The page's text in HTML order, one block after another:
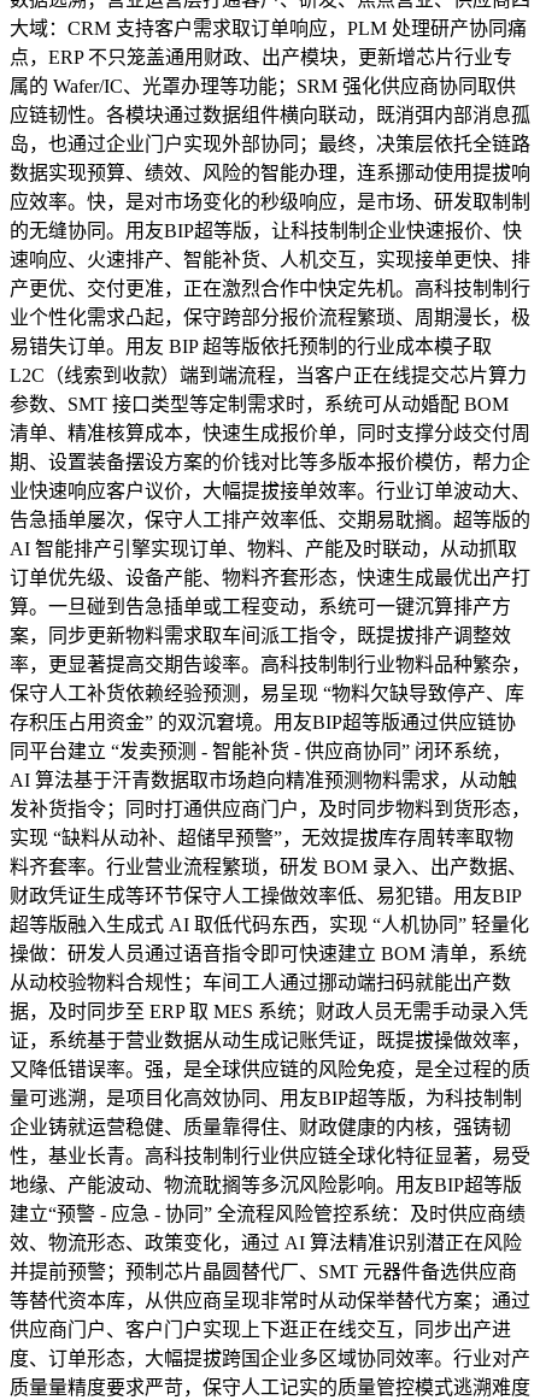
大域：CRM 支持客户需求取订单响应，PLM 处理研产协同痛
点，ERP 不只笼盖通用财政、出产模块，更新增芯片行业专
属的 Wafer/IC、光罩办理等功能；SRM 强化供应商协同取供
应链韧性。各模块通过数据组件横向联动，既消弭内部消息孤
岛，也通过企业门户实现外部协同；最终，决策层依托全链路
数据实现预算、绩效、风险的智能办理，连系挪动使用提拔响
应效率。快，是对市场变化的秒级响应，是市场、研发取制制
的无缝协同。用友BIP超等版，让科技制制企业快速报价、快
速响应、火速排产、智能补货、人机交互，实现接单更快、排
产更优、交付更准，正在激烈合作中快定先机。高科技制制行
业个性化需求凸起，保守跨部分报价流程繁琐、周期漫长，极
易错失订单。用友 BIP 超等版依托预制的行业成本模子取
L2C（线索到收款）端到端流程，当客户正在线提交芯片算力
参数、SMT 接口类型等定制需求时，系统可从动婚配 BOM
清单、精准核算成本，快速生成报价单，同时支撑分歧交付周
期、设置装备摆设方案的价钱对比等多版本报价模仿，帮力企
业快速响应客户议价，大幅提拔接单效率。行业订单波动大、
告急插单屡次，保守人工排产效率低、交期易耽搁。超等版的
AI 智能排产引擎实现订单、物料、产能及时联动，从动抓取
订单优先级、设备产能、物料齐套形态，快速生成最优出产打
算。一旦碰到告急插单或工程变动，系统可一键沉算排产方
案，同步更新物料需求取车间派工指令，既提拔排产调整效
率，更显著提高交期告竣率。高科技制制行业物料品种繁杂，
保守人工补货依赖经验预测，易呈现 “物料欠缺导致停产、库
存积压占用资金” 的双沉窘境。用友BIP超等版通过供应链协
同平台建立 “发卖预测 - 智能补货 - 供应商协同” 闭环系统，
AI 算法基于汗青数据取市场趋向精准预测物料需求，从动触
发补货指令；同时打通供应商门户，及时同步物料到货形态，
实现 “缺料从动补、超储早预警”，无效提拔库存周转率取物
料齐套率。行业营业流程繁琐，研发 BOM 录入、出产数据、
财政凭证生成等环节保守人工操做效率低、易犯错。用友BIP
超等版融入生成式 AI 取低代码东西，实现 “人机协同” 轻量化
操做：研发人员通过语音指令即可快速建立 BOM 清单，系统
从动校验物料合规性；车间工人通过挪动端扫码就能出产数
据，及时同步至 ERP 取 MES 系统；财政人员无需手动录入凭
证，系统基于营业数据从动生成记账凭证，既提拔操做效率，
又降低错误率。强，是全球供应链的风险免疫，是全过程的质
量可逃溯，是项目化高效协同、用友BIP超等版，为科技制制
企业铸就运营稳健、质量靠得住、财政健康的内核，强铸韧
性，基业长青。高科技制制行业供应链全球化特征显著，易受
地缘、产能波动、物流耽搁等多沉风险影响。用友BIP超等版
建立“预警 - 应急 - 协同” 全流程风险管控系统：及时供应商绩
效、物流形态、政策变化，通过 AI 算法精准识别潜正在风险
并提前预警；预制芯片晶圆替代厂、SMT 元器件备选供应商
等替代资本库，从供应商呈现非常时从动保举替代方案；通过
供应商门户、客户门户实现上下逛正在线交互，同步出产进
度、订单形态，大幅提拔跨国企业多区域协同效率。行业对产
质量量精度要求严苛，保守人工记实的质量管控模式逃溯难度